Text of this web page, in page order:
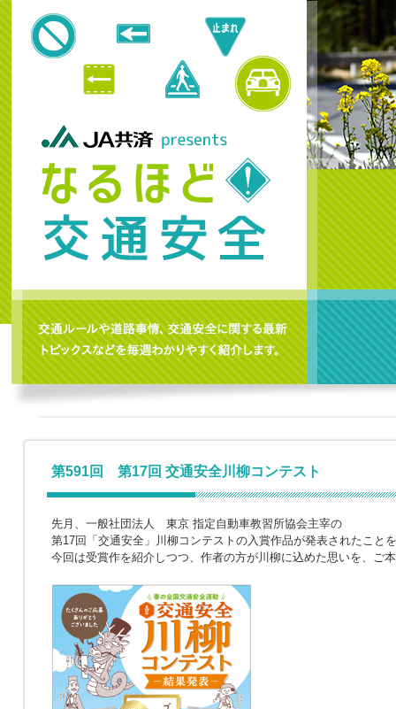
第591回 第17回 交通安全川柳コンテスト
先月、一般社団法人 東京 指定自動車教習所協会主宰の
第17回「交通安全」川柳コンテストの入賞作品が発表されたこと
今回は受賞作を紹介しつつ、作者の方が川柳に込めた思いを、ご